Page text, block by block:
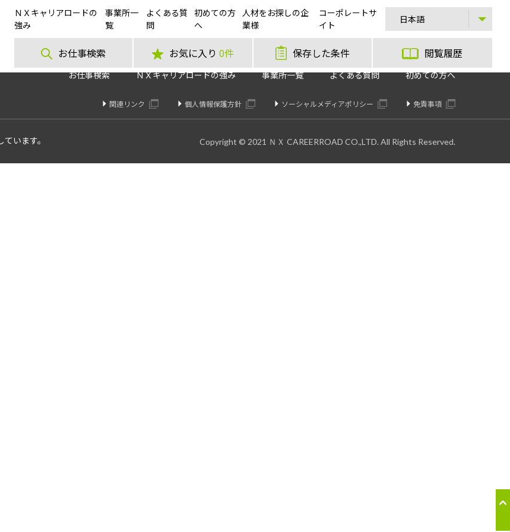
ＮＸキャリアロードの
強み
事業所一
覧
よくある質
問
初めての方
へ
人材をお探しの企
業様
コーポレートサ
イト
お仕事検索 お気に入り 0件 保存した条件 閲覧履歴
食堂を利用出来る！シリンダーヘッドの鋳造及び付帯業務
お仕事検索 ＮＸキャリアロードの強み 事業所一覧 よくある質問 初めての方へ
関連リンク 個人情報保護方針 ソーシャルメディアポリシー 免責事項
います。 Copyright © 2021 ＮＸ CAREERROAD CO.,LTD. All Rights Reserved.